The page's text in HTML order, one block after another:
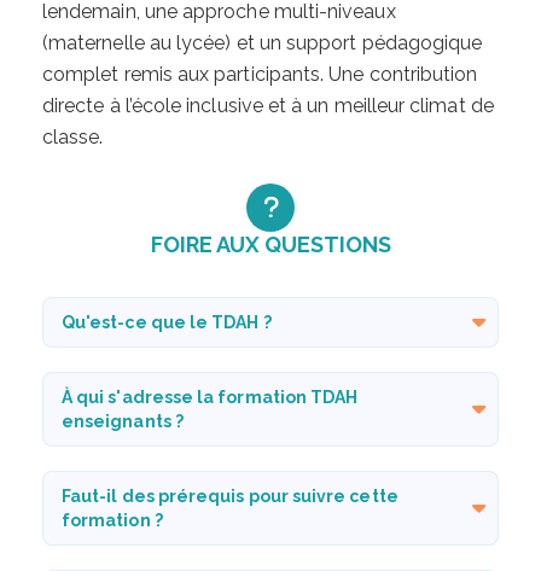
lendemain, une approche multi-niveaux
(maternelle au lycée) et un support pédagogique
complet remis aux participants. Une contribution
directe à l’école inclusive et à un meilleur climat de
classe.
FOIRE AUX QUESTIONS
Qu'est-ce que le TDAH ?
À qui s'adresse la formation TDAH
enseignants ?
Faut-il des prérequis pour suivre cette
formation ?